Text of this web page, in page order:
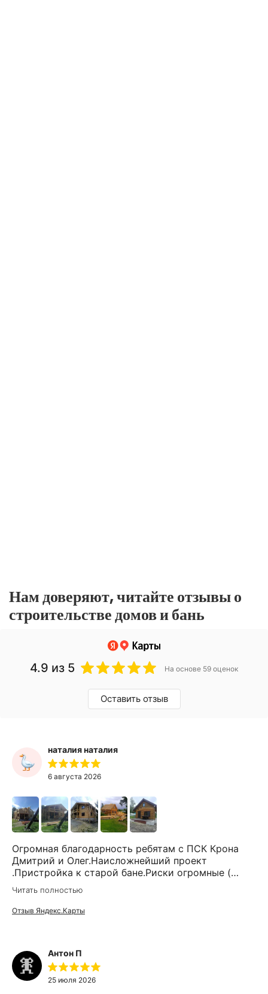
Нам доверяют, читайте отзывы о
строительстве домов и бань
4.9 из 5 На основе 59 оценок
Оставить отзыв
наталия наталия
6 августа 2026
Огромная благодарность ребятам с ПСК Крона
Дмитрий и Олег.Наисложнейший проект
.Пристройка к старой бане.Риски огромные (
усадки, развенцовка и т.д) Никто не
брался.Только Дмитрий через 12
итерацией,согласований и споров
старший и младший и бригадир
Александр.Работали с утра до ночи быстро
аккуратно без проблем вообще.Муж ( очень
Читать полностью
Отзыв Яндекс.Карты
Антон П
25 июля 2026